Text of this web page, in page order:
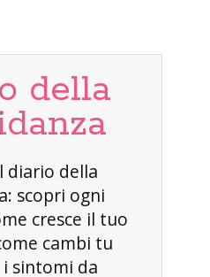
della
diario della
scopri ogni
cresce il tuo
cambi tu
sintomi da